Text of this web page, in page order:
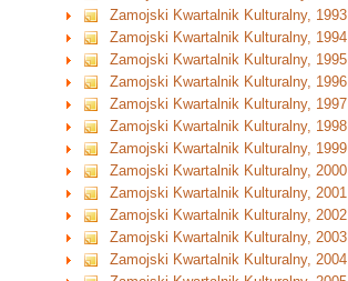
Zamojski Kwartalnik Kulturalny, 1993
Zamojski Kwartalnik Kulturalny, 1994
Zamojski Kwartalnik Kulturalny, 1995
Zamojski Kwartalnik Kulturalny, 1996
Zamojski Kwartalnik Kulturalny, 1997
Zamojski Kwartalnik Kulturalny, 1998
Zamojski Kwartalnik Kulturalny, 1999
Zamojski Kwartalnik Kulturalny, 2000
Zamojski Kwartalnik Kulturalny, 2001
Zamojski Kwartalnik Kulturalny, 2002
Zamojski Kwartalnik Kulturalny, 2003
Zamojski Kwartalnik Kulturalny, 2004